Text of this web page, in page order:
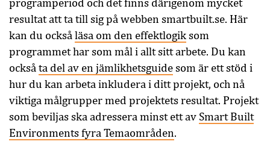
programperiod och det finns därigenom mycket
resultat att ta till sig på webben smartbuilt.se. Här
kan du också läsa om den effektlogiksom
programmet har som mål i allt sitt arbete. Du kan
också ta del av en jämlikhetsguidesom är ett stöd i
hur du kan arbeta inkludera i ditt projekt, och nå
viktiga målgrupper med projektets resultat. Projekt
som beviljas ska adressera minst ett av Smart Built
Environments fyra Temaområden.